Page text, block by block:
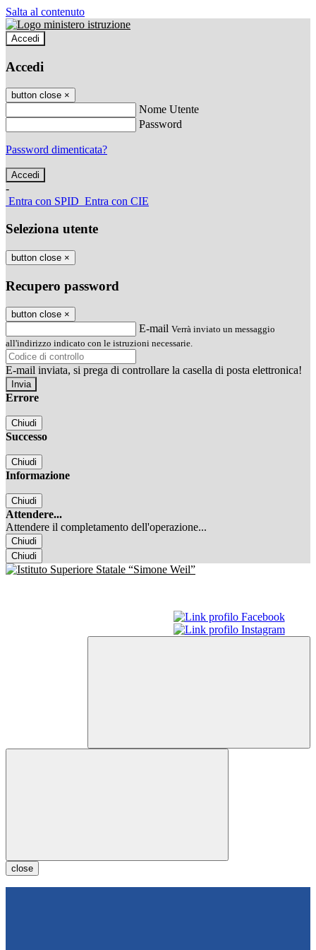
Salta al contenuto
Accedi
Accedi
button close ×
Nome Utente
Password
Password dimenticata?
-
Entra con SPID Entra con CIE
Seleziona utente
button close ×
Recupero password
button close ×
E-mail Verrà inviato un messaggio
all'indirizzo indicato con le istruzioni necessarie.
E-mail inviata, si prega di controllare la casella di posta elettronica!
Errore
Chiudi
Successo
Chiudi
Informazione
Chiudi
Attendere...
Attendere il completamento dell'operazione...
Chiudi
Chiudi
close